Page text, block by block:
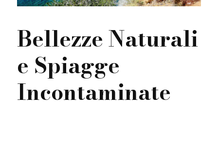
Bellezze Naturali
e Spiagge
Incontaminate